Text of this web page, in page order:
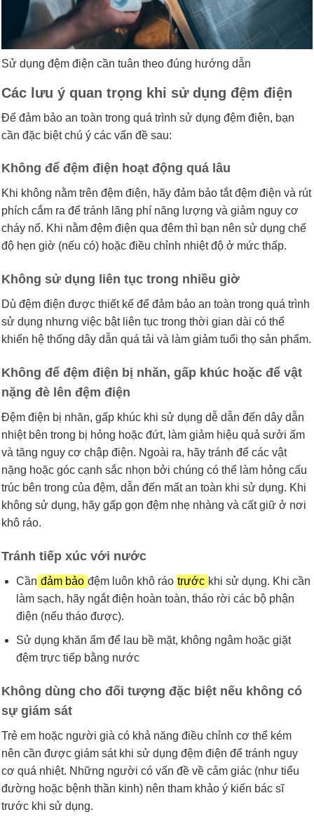
Sử dụng đệm điện cần tuân theo đúng hướng dẫn
Các lưu ý quan trọng khi sử dụng đệm điện
Để đảm bảo an toàn trong quá trình sử dụng đệm điện, bạn
cần đặc biệt chú ý các vấn đề sau:
Không để đệm điện hoạt động quá lâu
Khi không nằm trên đệm điện, hãy đảm bảo tắt đệm điện và rút
phích cắm ra để tránh lãng phí năng lượng và giảm nguy cơ
cháy nổ. Khi nằm đệm điện qua đêm thì bạn nên sử dụng chế
độ hẹn giờ (nếu có) hoặc điều chỉnh nhiệt độ ở mức thấp.
Không sử dụng liên tục trong nhiều giờ
Dù đệm điện được thiết kế để đảm bảo an toàn trong quá trình
sử dụng nhưng việc bật liên tục trong thời gian dài có thể
khiến hệ thống dây dẫn quá tải và làm giảm tuổi thọ sản phẩm.
Không để đệm điện bị nhăn, gấp khúc hoặc để vật
nặng đè lên đệm điện
Đệm điện bị nhăn, gấp khúc khi sử dụng dễ dẫn đến dây dẫn
nhiệt bên trong bị hỏng hoặc đứt, làm giảm hiệu quả sưởi ấm
và tăng nguy cơ chập điện. Ngoài ra, hãy tránh để các vật
nặng hoặc góc cạnh sắc nhọn bởi chúng có thể làm hỏng cấu
trúc bên trong của đệm, dẫn đến mất an toàn khi sử dụng. Khi
không sử dụng, hãy gấp gọn đệm nhẹ nhàng và cất giữ ở nơi
khô ráo.
Tránh tiếp xúc với nước
Cần đảm bảo đệm luôn khô ráo trước khi sử dụng. Khi cần
làm sạch, hãy ngắt điện hoàn toàn, tháo rời các bộ phận
điện (nếu tháo được).
Sử dụng khăn ẩm để lau bề mặt, không ngâm hoặc giặt
đệm trực tiếp bằng nước
Không dùng cho đối tượng đặc biệt nếu không có
sự giám sát
Trẻ em hoặc người già có khả năng điều chỉnh cơ thể kém
nên cần được giám sát khi sử dụng đệm điện để tránh nguy
cơ quá nhiệt. Những người có vấn đề về cảm giác (như tiểu
đường hoặc bệnh thần kinh) nên tham khảo ý kiến bác sĩ
trước khi sử dụng.